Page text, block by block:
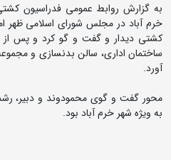
به گزارش روابط عمومی فدراسیون
خرم آباد در مجلس شورای اسلامی ظهر
کشتی دیدار و گفت و گو کرد و پس از
ساختمان اداری، سالن بدنسازی و
آورد.
محور گفت و گوی محمودوند و دبیر،
به ویژه شهر خرم آباد بود.